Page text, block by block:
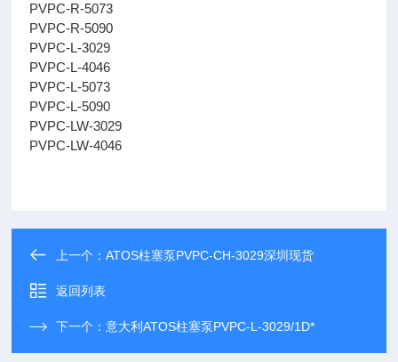
PVPC-R-5073
PVPC-R-5090
PVPC-L-3029
PVPC-L-4046
PVPC-L-5073
PVPC-L-5090
PVPC-LW-3029
PVPC-LW-4046
上一个：ATOS柱塞泵PVPC-CH-3029深圳现货
返回列表
下一个：意大利ATOS柱塞泵PVPC-L-3029/1D*